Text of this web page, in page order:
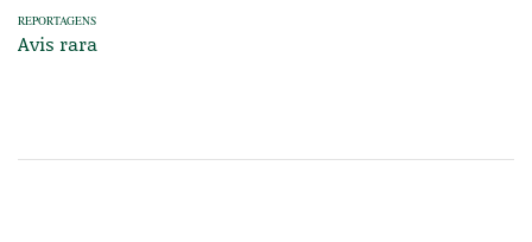
REPORTAGENS
Avis rara